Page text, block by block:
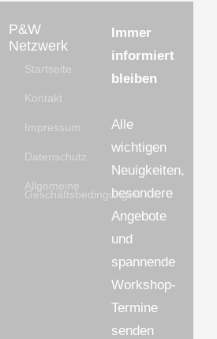
P&W
Netzwerk
Startseite
Kontakt
Impressum
Datenschutz
Allgemeine
Geschäftsbedingungen
Immer
informiert
bleiben
Alle
wichtigen
Neuigkeiten,
besondere
Angebote
und
spannende
Workshop-
Termine
senden